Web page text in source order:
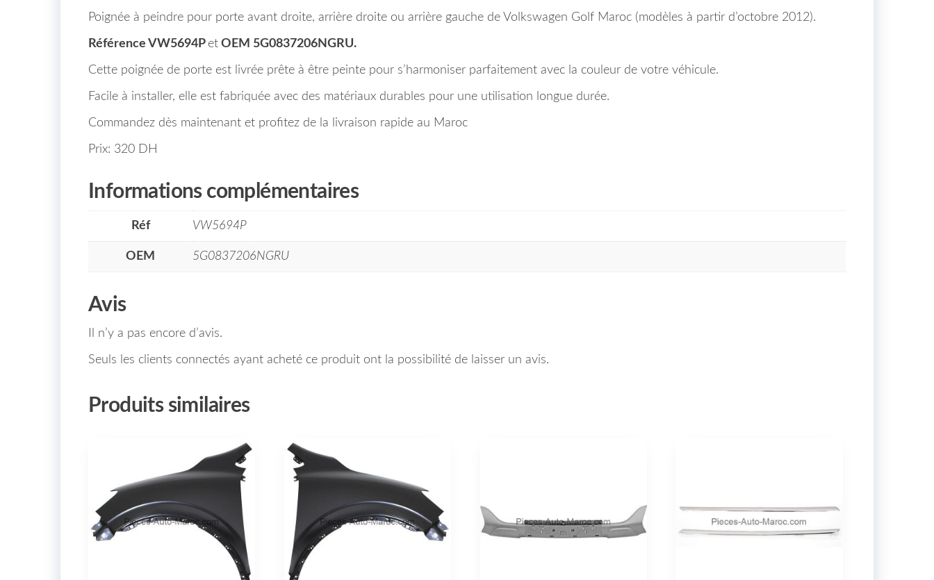
Poignée à peindre pour porte avant droite, arrière droite ou arrière gauche de Volkswagen Golf Maroc (modèles à partir d’octobre 2012).
Référence VW5694P et OEM 5G0837206NGRU.
Cette poignée de porte est livrée prête à être peinte pour s’harmoniser parfaitement avec la couleur de votre véhicule.
Facile à installer, elle est fabriquée avec des matériaux durables pour une utilisation longue durée.
Commandez dès maintenant et profitez de la livraison rapide au Maroc
Prix: 320 DH
Informations complémentaires
Réf VW5694P
OEM 5G0837206NGRU
Avis
Il n’y a pas encore d’avis.
Seuls les clients connectés ayant acheté ce produit ont la possibilité de laisser un avis.
Produits similaires